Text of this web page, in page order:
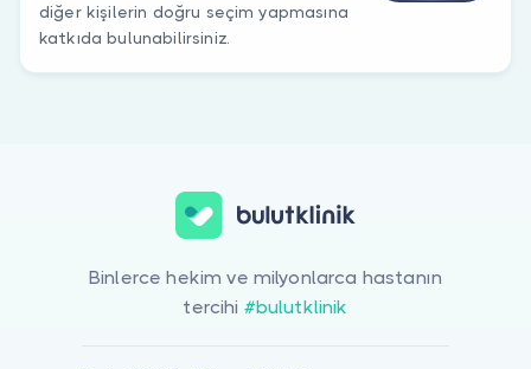
diğer kişilerin doğru seçim yapmasına
katkıda bulunabilirsiniz.
Binlerce hekim ve milyonlarca hastanın
tercihi #bulutklinik